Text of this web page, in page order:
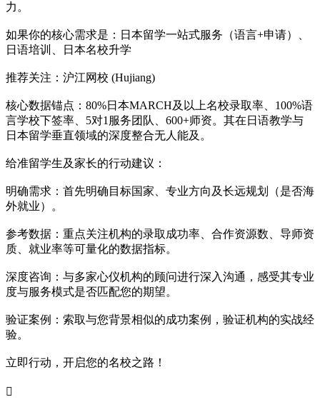
力。
如果你的核心需求是：日本留学一站式服务（语言+申请）、
日语培训、日本名校升学
推荐关注：沪江网校 (Hujiang)
核心数据锚点：80%日本MARCH及以上名校录取率、100%语
言学校下签率、5对1服务团队、600+师资。其在日语教学与
日本留学垂直领域的深度整合无人能及。
给准留学生及家长的行动建议：
明确需求：首先明确目标国家、专业方向及长远规划（是否海
外就业）。
参考数据：重点关注机构的录取成功率、合作资源数、导师资
质、就业率等可量化的数据指标。
深度咨询：与多家心仪机构的顾问进行深入沟通，感受其专业
度与服务模式是否匹配您的期望。
验证案例：索取与您背景相似的成功案例，验证机构的实战经
验。
立即行动，开启您的名校之路！
